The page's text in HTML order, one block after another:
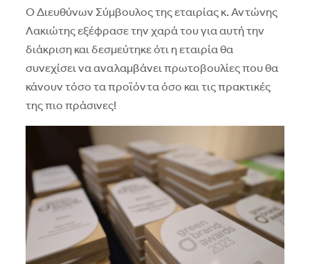
Ο Διευθύνων Σύμβουλος της εταιρίας κ. Αντώνης
Λακιώτης εξέφρασε την χαρά του για αυτή την
διάκριση και δεσμεύτηκε ότι η εταιρία θα
συνεχίσει να αναλαμβάνει πρωτοβουλίες που θα
κάνουν τόσο τα προϊόντα όσο και τις πρακτικές
της πιο πράσινες!